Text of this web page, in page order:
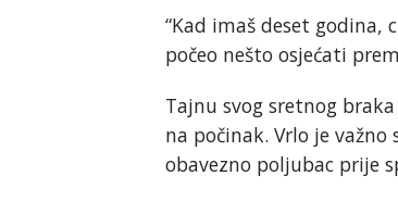
“Kad imaš deset godina,
počeo nešto osjećati
Tajnu svog sretnog
na počinak. Vrlo je
obavezno poljubac prije